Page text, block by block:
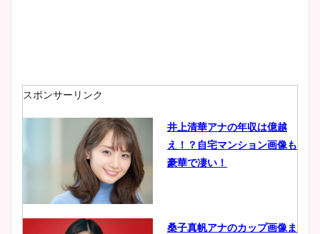
肉も凄い！
鈴木唯の太ってた時の体重が
ヤバすぎww原因や痩せたダ
スポンサーリンク
井上清華アナの年収は億越
え！？自宅マンション画像も
豪華で凄い！
桑子真帆アナのカップ画像ま